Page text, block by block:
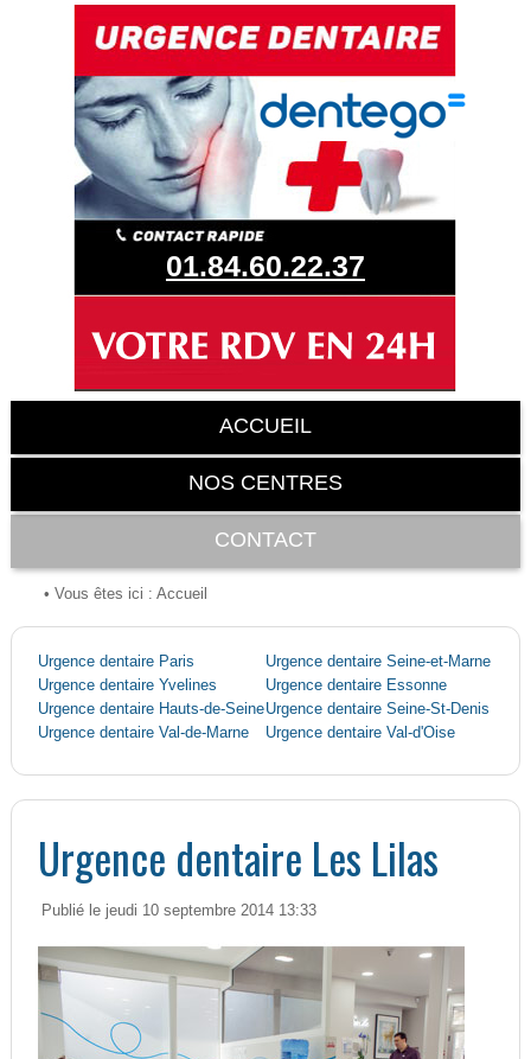
01.84.60.22.37
ACCUEIL
NOS CENTRES
CONTACT
• Vous êtes ici : Accueil
Urgence dentaire Paris
Urgence dentaire Seine-et-Marne
Urgence dentaire Yvelines
Urgence dentaire Essonne
Urgence dentaire Hauts-de-SeineUrgence dentaire Seine-St-Denis
Urgence dentaire Val-de-Marne
Urgence dentaire Val-d'Oise
Urgence dentaire Les Lilas
Publié le jeudi 10 septembre 2014 13:33